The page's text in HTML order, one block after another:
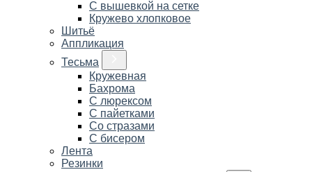
С вышевкой на сетке
Кружево хлопковое
Шитьё
Аппликация
Тесьма
Кружевная
Бахрома
С люрексом
С пайетками
Со стразами
С бисером
Лента
Резинки